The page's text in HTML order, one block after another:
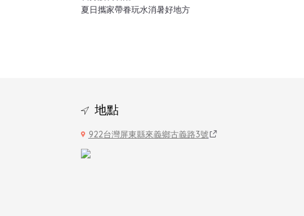
夏日攜家帶眷玩水消暑好地方
地點
922台灣屏東縣來義鄉古義路3號